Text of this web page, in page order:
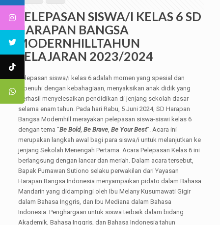
PELEPASAN SISWA/I KELAS 6 SD
HARAPAN BANGSA
MODERNHILLTAHUN
PELAJARAN 2023/2024
Pelepasan siswa/i kelas 6 adalah momen yang spesial dan
dipenuhi dengan kebahagiaan, menyaksikan anak didik yang
berhasil menyelesaikan pendidikan di jenjang sekolah dasar
selama enam tahun. Pada hari Rabu, 5 Juni 2024, SD Harapan
Bangsa Modernhill merayakan pelepasan siswa-siswi kelas 6
dengan tema “Be Bold, Be Brave, Be Your Best”. Acara ini
merupakan langkah awal bagi para siswa/i untuk melanjutkan ke
jenjang Sekolah Menengah Pertama. Acara Pelepasan Kelas 6 ini
berlangsung dengan lancar dan meriah. Dalam acara tersebut,
Bapak Purnawan Sutiono selaku perwakilan dari Yayasan
Harapan Bangsa Indonesia menyampaikan pidato dalam Bahasa
Mandarin yang didampingi oleh Ibu Melany Kusumawati Gigir
dalam Bahasa Inggris, dan Ibu Mediana dalam Bahasa
Indonesia. Penghargaan untuk siswa terbaik dalam bidang
Akademik, Bahasa Inggris, dan Bahasa Indonesia tahun